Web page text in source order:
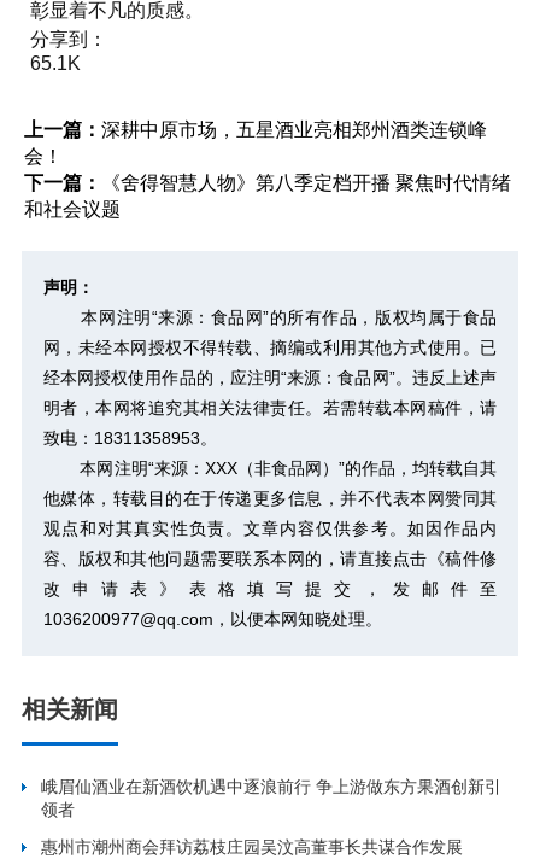
彰显着不凡的质感。
分享到：
65.1K
上一篇： 深耕中原市场，五星酒业亮相郑州酒类连锁峰
会！
下一篇：
《舍得智慧人物》第八季定档开播 聚焦时代情绪
和社会议题
声明：
本网注明“来源：食品网”的所有作品，版权均属于食品
网，未经本网授权不得转载、摘编或利用其他方式使用。已
经本网授权使用作品的，应注明“来源：食品网”。违反上述声
明者，本网将追究其相关法律责任。若需转载本网稿件，请
致电：18311358953。
本网注明“来源：XXX（非食品网）”的作品，均转载自其
他媒体，转载目的在于传递更多信息，并不代表本网赞同其
观点和对其真实性负责。文章内容仅供参考。如因作品内
容、版权和其他问题需要联系本网的，请直接点击 《稿件修
改申请表》 表格填写提交，发邮件至
1036200977@qq.com，以便本网知晓处理。
相关新闻
峨眉仙酒业在新酒饮机遇中逐浪前行 争上游做东方果酒创新引
领者
惠州市潮州商会拜访荔枝庄园吴汶高董事长共谋合作发展